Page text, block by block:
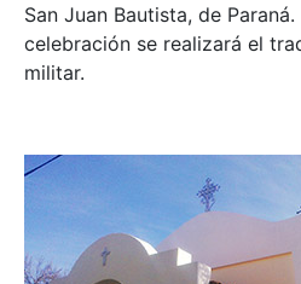
San Juan Bautista, de
celebración se realizará el
militar.